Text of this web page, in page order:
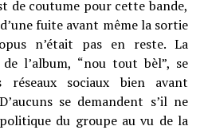
de coutume pour cette bande,
fuite avant même la sortie
n’était pas en reste. La
l’album, “nou tout bèl”, se
sociaux bien avant
se demandent s’il ne
du groupe au vu de la